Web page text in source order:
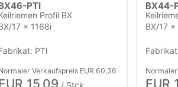
PTI
Profil BX
17 x 1168i
PTI
Verkaufspreis EUR 60,36
15,09
BX44-
BX/17 x
Normaler
EUR